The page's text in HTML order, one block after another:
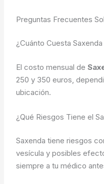
Preguntas Frecuentes
¿Cuánto Cuesta
El costo mensual de
250 y 350 euros,
ubicación.
¿Qué Riesgos Tiene el
Saxenda tiene riesgos
vesícula y posibles
siempre a tu médico